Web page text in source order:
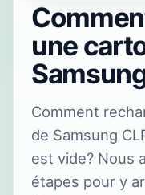
une
Comment
de Samsung
est vide? Nous
étapes pour y